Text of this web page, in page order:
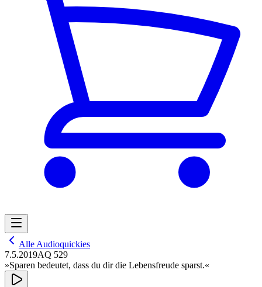
Alle Audioquickies
7.5.2019AQ 529
»Sparen bedeutet, dass du dir die Lebensfreude sparst.«